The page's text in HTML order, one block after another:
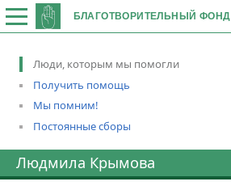
БЛАГОТВОРИТЕЛЬНЫЙ ФОНД
Люди, которым мы помогли
Получить помощь
Мы помним!
Постоянные сборы
Людмила Крымова